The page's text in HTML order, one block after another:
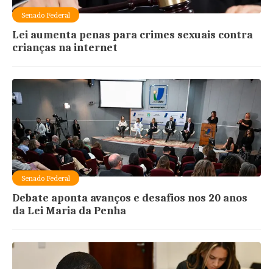
Senado Federal
Lei aumenta penas para crimes sexuais contra
crianças na internet
Senado Federal
Debate aponta avanços e desafios nos 20 anos
da Lei Maria da Penha